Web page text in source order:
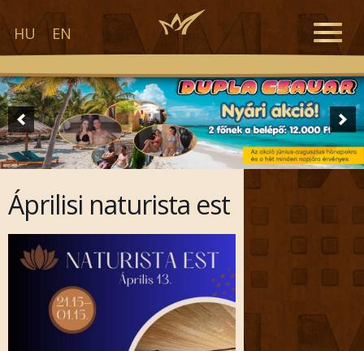
HU EN
Toggle
Áprilisi naturista est